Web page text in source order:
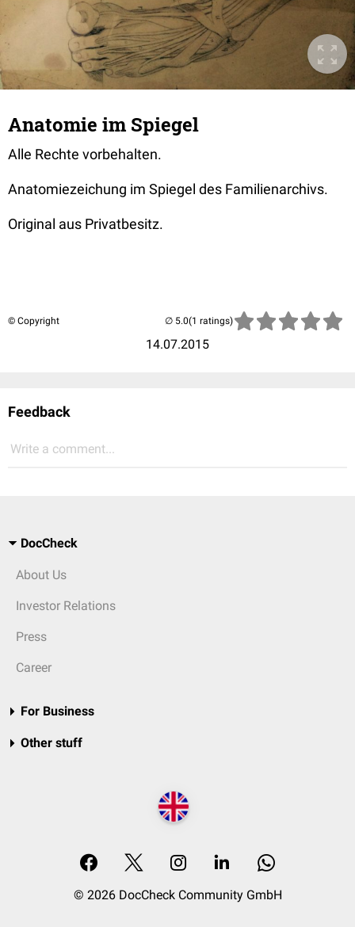
Anatomie im Spiegel
Alle Rechte vorbehalten.
Anatomiezeichung im Spiegel des Familienarchivs.
Original aus Privatbesitz.
© Copyright
14.07.2015
(1 ratings)
Feedback
Write a comment...
DocCheck
About Us
Investor Relations
Press
Career
For Business
Other stuff
© 2026 DocCheck Community GmbH